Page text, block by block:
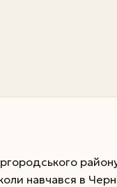
району
навчався в